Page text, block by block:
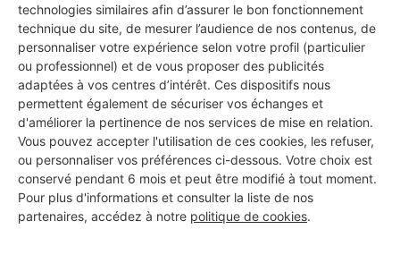
technologies similaires afin d’assurer le bon fonctionnement
technique du site, de mesurer l’audience de nos contenus, de
personnaliser votre expérience selon votre profil (particulier
ou professionnel) et de vous proposer des publicités
adaptées à vos centres d’intérêt. Ces dispositifs nous
permettent également de sécuriser vos échanges et
d'améliorer la pertinence de nos services de mise en relation.
Vous pouvez accepter l'utilisation de ces cookies, les refuser,
ou personnaliser vos préférences ci-dessous. Votre choix est
conservé pendant 6 mois et peut être modifié à tout moment.
Pour plus d'informations et consulter la liste de nos
partenaires, accédez à notre politique de cookies.
Voir sa fiche
MULTISERVICES 64
Bayonne
5 ans d'expérience
Voir sa fiche